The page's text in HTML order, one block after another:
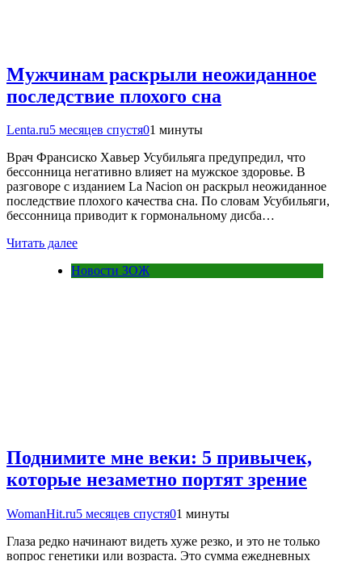
Мужчинам раскрыли неожиданное
последствие плохого сна
Lenta.ru5 месяцев спустя01 минуты
Врач Франсиско Хавьер Усубильяга предупредил, что
бессонница негативно влияет на мужское здоровье. В
разговоре с изданием La Nacion он раскрыл неожиданное
последствие плохого качества сна. По словам Усубильяги,
бессонница приводит к гормональному дисба…
Читать далее
Новости ЗОЖ
Поднимите мне веки: 5 привычек,
которые незаметно портят зрение
WomanHit.ru5 месяцев спустя01 минуты
Глаза редко начинают видеть хуже резко, и это не только
вопрос генетики или возраста. Это сумма ежедневных